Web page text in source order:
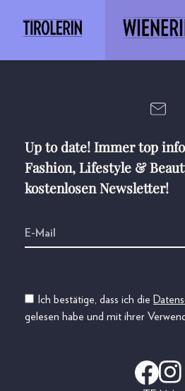
Up to date! Immer top
Fashion, Lifestyle &
kostenlosen Newsletter!
Ich bestätige, dass ich die
gelesen habe und mit ihrer